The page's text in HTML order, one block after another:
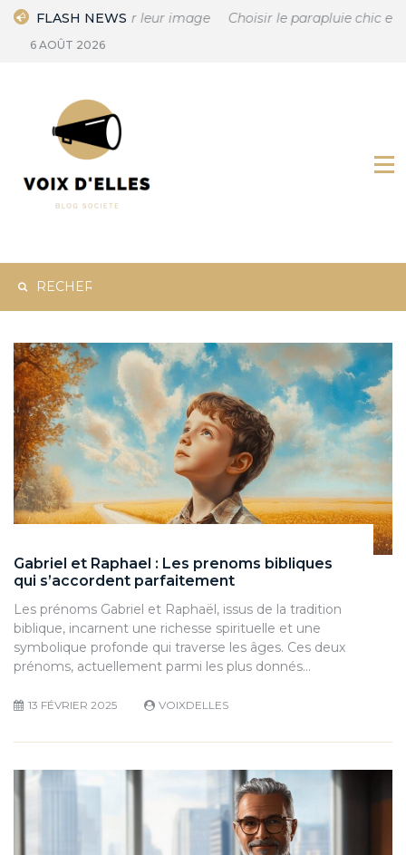
Skip
content
FLASH NEWS
sur leur image Choisir le parapluie chic et élégant pour
6 AOÛT 2026
Gabriel et Raphael : Les prenoms bibliques
qui s’accordent parfaitement
Les prénoms Gabriel et Raphaël, issus de la tradition
biblique, incarnent une richesse spirituelle et une
symbolique profonde qui traverse les âges. Ces deux
prénoms, actuellement parmi les plus donnés…
13 FÉVRIER 2025 VOIXDELLES